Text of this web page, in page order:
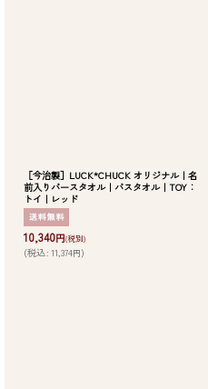
［今治製］LUCK*CHUCK オリジナル｜名
前入りバースタオル｜バスタオル｜TOY：
トイ｜レッド
10,340円(税別)
(税込: 11,374円)